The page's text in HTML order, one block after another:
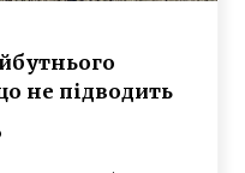
не підводить